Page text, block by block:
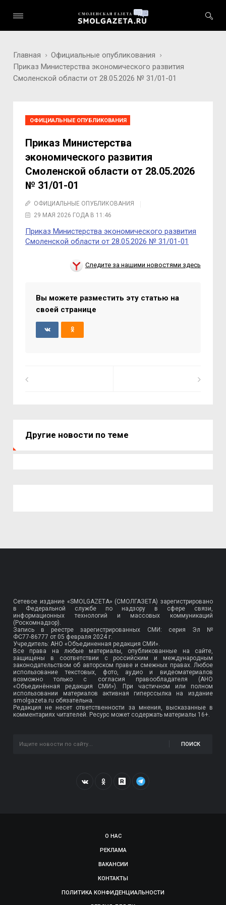
Главная
Официальные опубликования
Приказ Министерства экономического развития
Смоленской области от 28.05.2026 № 31/01-01
ОФИЦИАЛЬНЫЕ ОПУБЛИКОВАНИЯ
Приказ Министерства
экономического развития
Смоленской области от 28.05.2026
№ 31/01-01
ОФИЦИАЛЬНЫЕ ОПУБЛИКОВАНИЯ
29 МАЯ 2026 ГОДА В 11:46
Приказ Министерства экономического развития
Смоленской области от 28.05.2026 № 31/01-01
Следите за нашими новостями здесь
Вы можете разместить эту статью на
своей странице
Другие новости по теме
Сетевое издание «SMOLGAZETA» (СМОЛГАЗЕТА) зарегистрировано
в Федеральной службе по надзору в сфере связи,
информационных технологий и массовых коммуникаций
(Роскомнадзор).
Запись в реестре зарегистрированных СМИ: серия Эл №
ФС77-86777 от 05 февраля 2024 г.
Учредитель: АНО «Объединенная редакция СМИ».
Все права на любые материалы, опубликованные на сайте,
защищены в соответствии с российским и международным
законодательством об авторском праве и смежных правах. Любое
использование текстовых, фото, аудио и видеоматериалов
возможно только с согласия правообладателя (АНО
«Объединённая редакция СМИ»). При частичном или полном
использовании материалов активная гиперссылка на издание
smolgazeta.ru обязательна.
Редакция не несет ответственности за мнения, высказанные в
комментариях читателей. Ресурс может содержать материалы 16+.
ПОИСК
О НАС
РЕКЛАМА
ВАКАНСИИ
КОНТАКТЫ
ПОЛИТИКА КОНФИДЕНЦИАЛЬНОСТИ